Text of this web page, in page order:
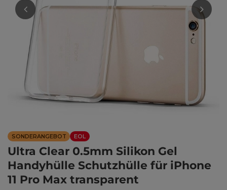
SONDERANGEBOT EOL
Ultra Clear 0.5mm Silikon Gel
Handyhülle Schutzhülle für iPhone
11 Pro Max transparent